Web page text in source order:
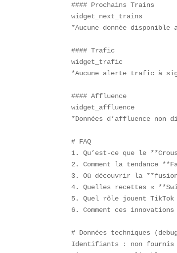
#### Prochains Trains
widget_next_trains
*Aucune donnée
#### Trafic
widget_trafic
*Aucune alerte trafic à
#### Affluence
widget_affluence
*Données d’affluence non
# FAQ
1. Qu’est-ce que le
2. Comment la tendance
3. Où découvrir la
4. Quelles recettes «
5. Quel rôle jouent
6. Comment ces
# Données techniques
Identifiants : non